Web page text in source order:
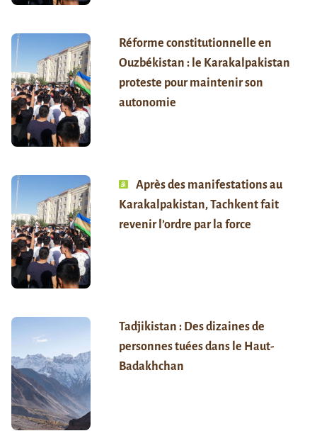
Réforme constitutionnelle en
Ouzbékistan : le Karakalpakistan
proteste pour maintenir son
autonomie
Après des manifestations au
Karakalpakistan, Tachkent fait
revenir l’ordre par la force
Tadjikistan : Des dizaines de
personnes tuées dans le Haut-
Badakhchan